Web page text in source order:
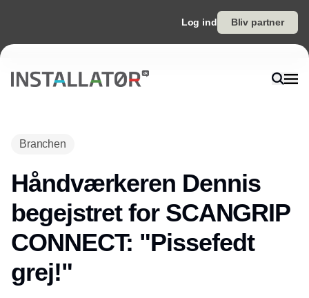
Log ind Bliv partner
Branchen
Håndværkeren Dennis
begejstret for SCANGRIP
CONNECT: "Pissefedt
grej!"